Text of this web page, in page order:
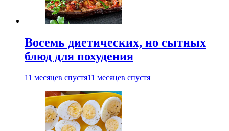
Восемь диетических, но сытных
блюд для похудения
11 месяцев спустя11 месяцев спустя